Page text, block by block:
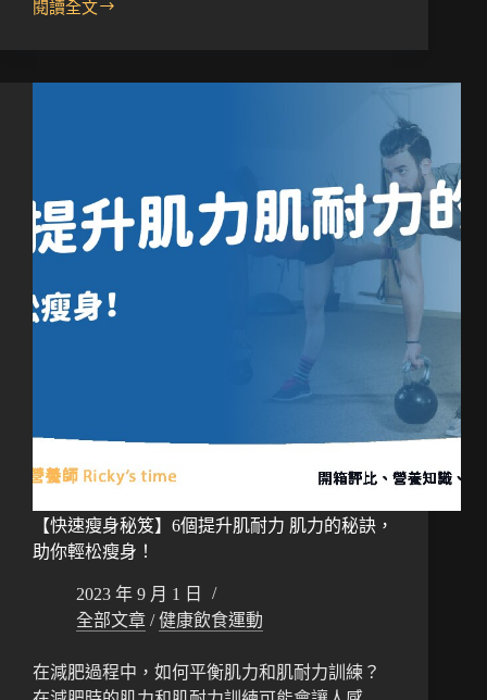
閱讀全文
【快速瘦身秘笈】6個提升肌耐力 肌力的秘訣，
助你輕松瘦身！
2023 年 9 月 1 日
全部文章 /健康飲食運動
在減肥過程中，如何平衡肌力和肌耐力訓練？